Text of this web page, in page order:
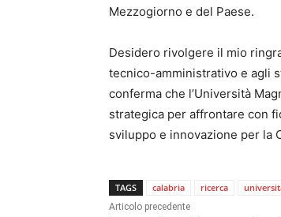
Mezzogiorno e del Paese.
Desidero rivolgere il mio
tecnico-amministrativo e agli
conferma che l’Università
strategica per affrontare con
sviluppo e innovazione per la
TAGS calabria ricerca
Articolo precedente